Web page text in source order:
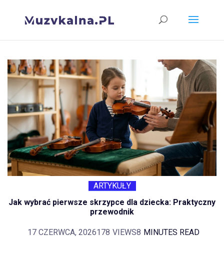
ARTYKUŁY
Jak wybrać pierwsze skrzypce dla dziecka: Praktyczny
przewodnik
17 CZERWCA, 2026178 VIEWS8 MINUTES READ